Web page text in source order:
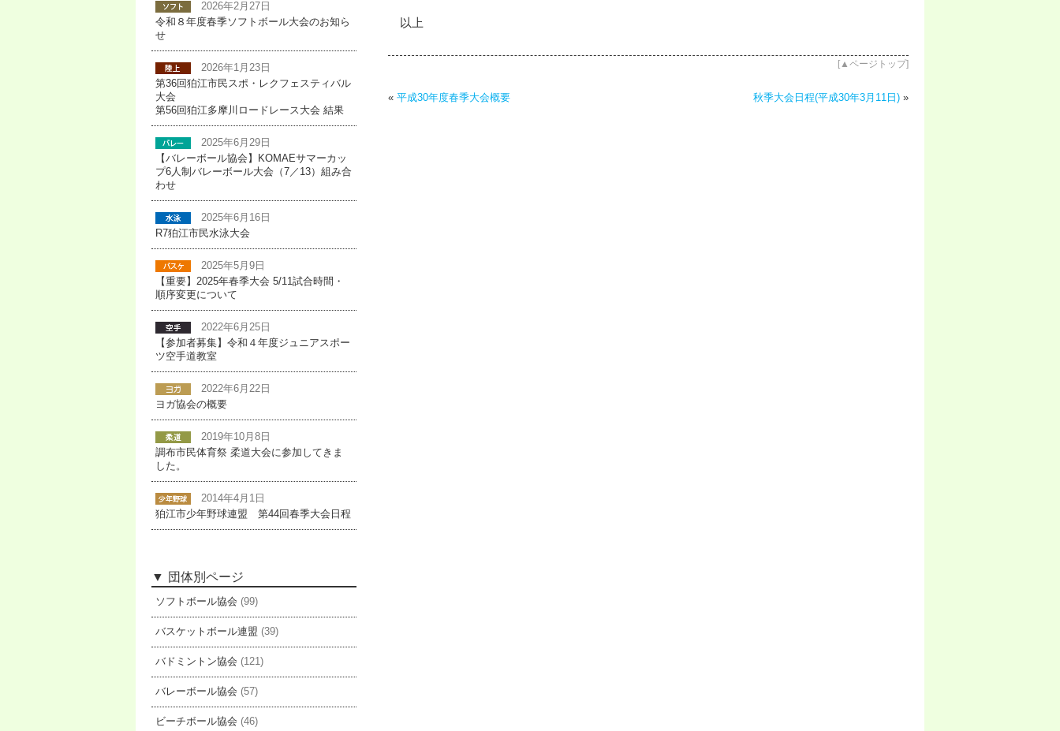
以上
[▲ページトップ]
« 平成30年度春季大会概要 秋季大会日程(平成30年3月11日) »
2026年2月27日
令和８年度春季ソフトボール大会のお知ら
せ
2026年1月23日
第36回狛江市民スポ・レクフェスティバル
大会
第56回狛江多摩川ロードレース大会 結果
2025年6月29日
【バレーボール協会】KOMAEサマーカッ
プ6人制バレーボール大会（7／13）組み合
わせ
2025年6月16日
R7狛江市民水泳大会
2025年5月9日
【重要】2025年春季大会 5/11試合時間・
順序変更について
2022年6月25日
【参加者募集】令和４年度ジュニアスポー
ツ空手道教室
2022年6月22日
ヨガ協会の概要
2019年10月8日
調布市民体育祭 柔道大会に参加してきま
した。
2014年4月1日
狛江市少年野球連盟 第44回春季大会日程
団体別ページ
ソフトボール協会 (99)
バスケットボール連盟 (39)
バドミントン協会 (121)
バレーボール協会 (57)
ビーチボール協会 (46)